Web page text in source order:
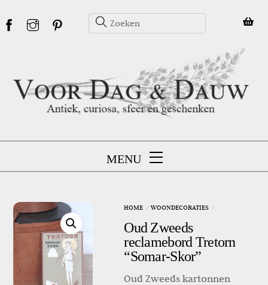
to
MENU
HOME WOONDECORATIES
Oud Zweeds
reclamebord Tretorn
“Somar-Skor”
Oud Zweeds kartonnen